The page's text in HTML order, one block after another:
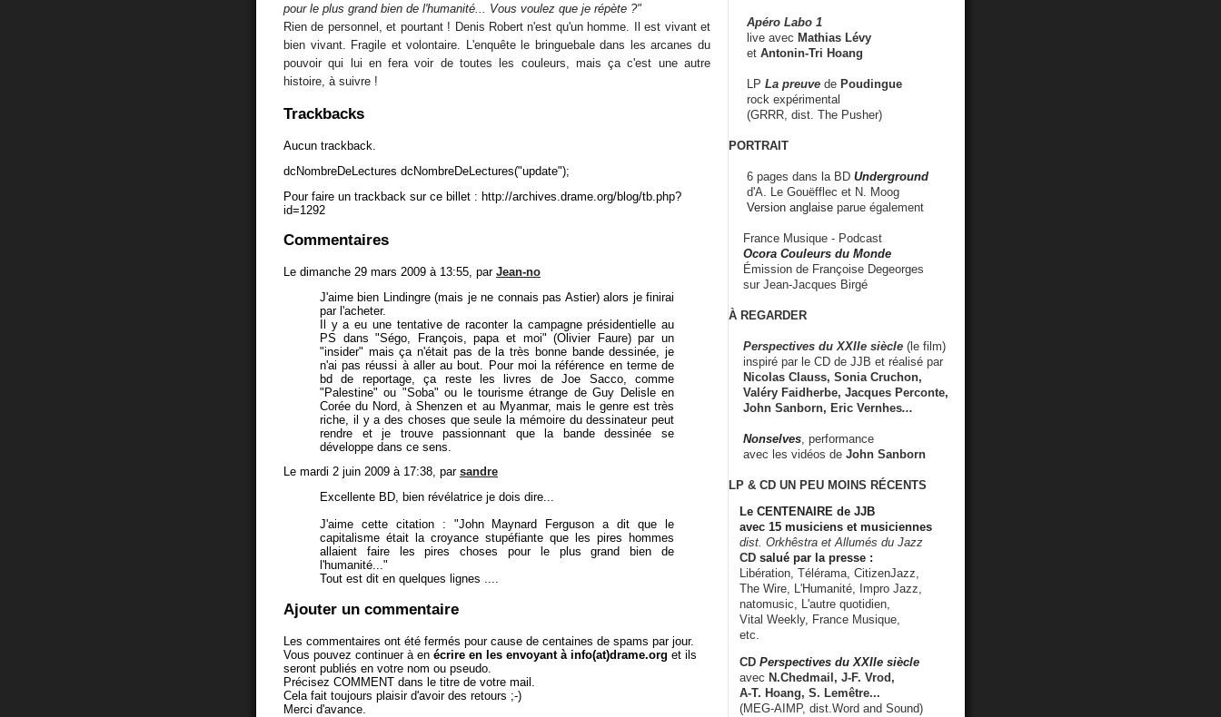
pour le plus grand bien de l'humanité... Vous voulez que je répète ?"
Rien de personnel, et pourtant ! Denis Robert n'est qu'un homme. Il est vivant et
bien vivant. Fragile et volontaire. L'enquête le bringuebale dans les arcanes du
pouvoir qui lui en fera voir de toutes les couleurs, mais ça c'est une autre
histoire, à suivre !
Trackbacks
Aucun trackback.
dcNombreDeLectures dcNombreDeLectures("update");
Pour faire un trackback sur ce billet : http://archives.drame.org/blog/tb.php?
id=1292
Commentaires
Le dimanche 29 mars 2009 à 13:55, par Jean-no
J'aime bien Lindingre (mais je ne connais pas Astier) alors je finirai
par l'acheter.
Il y a eu une tentative de raconter la campagne présidentielle au
PS dans "Ségo, François, papa et moi" (Olivier Faure) par un
"insider" mais ça n'était pas de la très bonne bande dessinée, je
n'ai pas réussi à aller au bout. Pour moi la référence en terme de
bd de reportage, ça reste les livres de Joe Sacco, comme
"Palestine" ou "Soba" ou le tourisme étrange de Guy Delisle en
Corée du Nord, à Shenzen et au Myanmar, mais le genre est très
riche, il y a des choses que seule la mémoire du dessinateur peut
rendre et je trouve passionnant que la bande dessinée se
développe dans ce sens.
Le mardi 2 juin 2009 à 17:38, par sandre
Excellente BD, bien révélatrice je dois dire...
J'aime cette citation : "John Maynard Ferguson a dit que le
capitalisme était la croyance stupéfiante que les pires hommes
allaient faire les pires choses pour le plus grand bien de
l'humanité..."
Tout est dit en quelques lignes ....
Ajouter un commentaire
Les commentaires ont été fermés pour cause de centaines de spams par jour.
Vous pouvez continuer à en écrire en les envoyant à info(at)drame.org et ils
seront publiés en votre nom ou pseudo.
Précisez COMMENT dans le titre de votre mail.
Cela fait toujours plaisir d'avoir des retours ;-)
Merci d'avance.
Apéro Labo 1
live avec Mathias Lévy
et Antonin-Tri Hoang
LP La preuve de Poudingue
rock expérimental
(GRRR, dist. The Pusher)
PORTRAIT
6 pages dans la BD Underground
d'A. Le Gouëfflec et N. Moog
Version anglaise parue également
France Musique - Podcast
Ocora Couleurs du Monde
Émission de Françoise Degeorges
sur Jean-Jacques Birgé
À REGARDER
Perspectives du XXIIe siècle (le film)
inspiré par le CD de JJB et réalisé par
Nicolas Clauss, Sonia Cruchon,
Valéry Faidherbe, Jacques Perconte,
John Sanborn, Eric Vernhes...
Nonselves , performance
avec les vidéos de John Sanborn
LP & CD UN PEU MOINS RÉCENTS
Le CENTENAIRE de JJB
avec 15 musiciens et musiciennes
dist. Orkhêstra et Allumés du Jazz
CD salué par la presse :
Libération, Télérama, CitizenJazz,
The Wire, L'Humanité, Impro Jazz,
natomusic, L'autre quotidien,
Vital Weekly, France Musique,
etc.
CD Perspectives du XXIIe siècle
avec N.Chedmail, J-F. Vrod,
A-T. Hoang, S. Lemêtre...
(MEG-AIMP, dist.Word and Sound)